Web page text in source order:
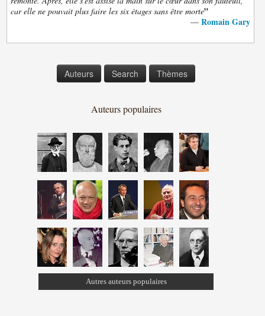
car elle ne pouvait plus faire les six étages sans être morte”
— Romain Gary
Auteurs Search Thèmes
Auteurs populaires
Autres auteurs populaires